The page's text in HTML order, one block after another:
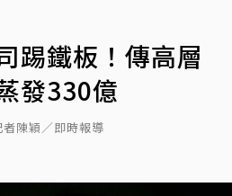
踢鐵板！傳高層
發330億
陳穎／即時報導